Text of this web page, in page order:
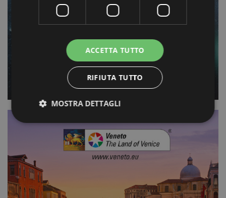
COSTA PARCHI
COSTA PARCHI
IMMAGINE E COMUNICAZIONE
ACCETTA TUTTO
RIFIUTA TUTTO
MOSTRA DETTAGLI
Strettamente necessari
Performance
Funzionalità Non classificati
funzionalità principali del sito web come l'accesso
dell'utente e la gestione dell'account. Il sito web non